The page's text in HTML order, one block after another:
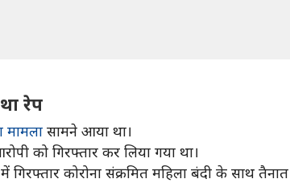
रेप
मामला सामने आया था।
को गिरफ्तार कर लिया गया था।
कोरोना संक्रमित महिला बंदी के साथ तैनात